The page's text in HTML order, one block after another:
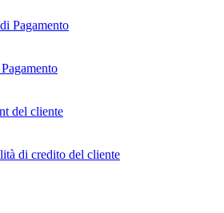
Pagamento
del cliente
di credito del cliente